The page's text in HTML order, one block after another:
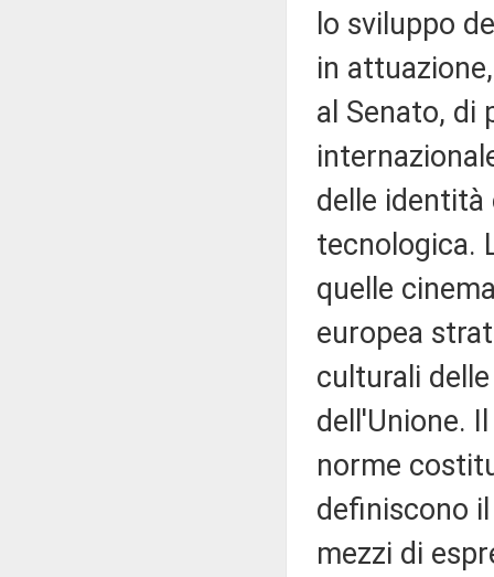
lo sviluppo
in
al Senato, di
delle identità
tecnologica.
quelle
europea
culturali
dell'Unione.
norme
definiscono
mezzi di